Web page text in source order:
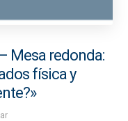
Mesa redonda:
física y